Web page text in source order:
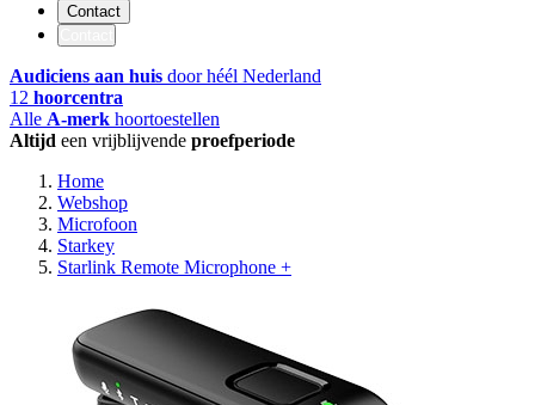
Contact
Audiciens aan huis door héél Nederland
12 hoorcentra
Alle A-merk hoortoestellen
Altijd een vrijblijvende proefperiode
Home
Webshop
Microfoon
Starkey
Starlink Remote Microphone +